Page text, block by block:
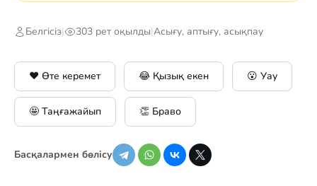
Белгісіз| 303 рет оқылды|Асығу, аптығу, асықпау
❤️ Өте керемет 😂 Қызық екен 😮 Уау
🤩 Таңғажайып 👏 Браво
Басқалармен бөлісу